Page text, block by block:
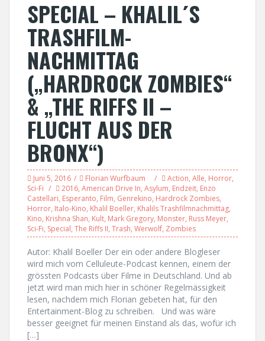
SPECIAL – KHALIL´S
TRASHFILM-
NACHMITTAG
(„HARDROCK ZOMBIES“
& „THE RIFFS II –
FLUCHT AUS DER
BRONX“)
Juni 5, 2016 Florian Wurfbaum Action, Alle, Horror,
Sci-Fi
2016, American Drive In, Asylum, Endzeit, Enzo
Castellari, Esperanto, Film, Genrekino, Hardrock Zombies,
Horror, Italo-Kino, Khalil Boeller, Khalils Trashfilmnachmittag,
Kino, Krishna Shan, Kult, Mark Gregory, Monster, Russ Meyer,
Sci-Fi, Special, The Riffs II, Trash, Werwolf, Zombies
Autor: Khalil Boeller Der ein oder andere Blogleser
wird mich vom Celluleute-Podcast kennen, einem der
grössten Podcasts über Filme in Deutschland. Und ab
jetzt wird man mich hier in schöner Regelmässigkeit
lesen, nachdem mich Florian gebeten hat, für den
Entertainment-Blog zu schreiben. Und was wäre
besser geeignet für meinen Einstand als das, wofür ich
[…]